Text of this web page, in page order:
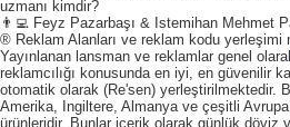
uzmanı kimdir?
👨‍💻 Feyz Pazarbaşı & Istemihan Mehmet
® Reklam Alanları ve reklam kodu yerleşimi
Yayınlanan lansman ve reklamlar genel
reklamcılığı konusunda en iyi, en güvenilir
otomatik olarak (Re'sen) yerleştirilmektedir.
Amerika, Ingiltere, Almanya ve çeşitli
ürünleridir. Bunlar içerik olarak günlük döviz